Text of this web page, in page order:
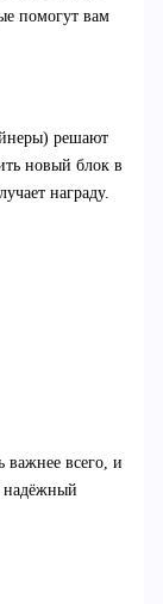
помогут вам
решают
новый блок в
награду.
важнее всего, и
надёжный